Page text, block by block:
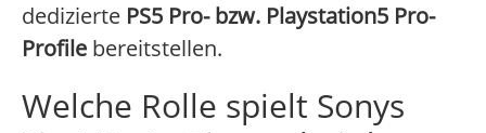
dedizierte PS5 Pro- bzw. Playstation5 Pro-
Profile bereitstellen.
Welche Rolle spielt Sonys